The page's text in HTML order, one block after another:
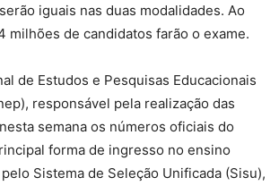
iguais nas duas modalidades. Ao
milhões de candidatos farão o exame.
de Estudos e Pesquisas Educacionais
responsável pela realização das
semana os números oficiais do
forma de ingresso no ensino
Sistema de Seleção Unificada (Sisu),